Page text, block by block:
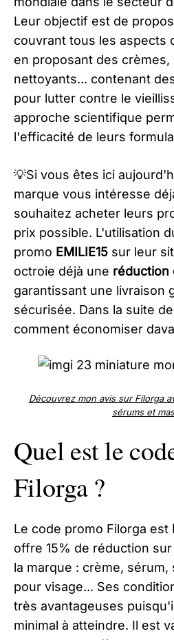
Leur objectif est de
couvrant tous les aspects
en proposant des crèmes,
nettoyants... contenant
pour lutter contre le
approche scientifique
l'efficacité de leurs
💡Si vous êtes ici
marque vous intéresse
souhaitez acheter leurs
prix possible. L'utilisation
promo EMILIE15 sur leur
octroie déjà une réduction
garantissant une livraison
sécurisée. Dans la suite
comment économiser
Découvrez mon avis sur Filorga
sérums et
Quel est le
Filorga ?
Le code promo Filorga est
offre 15% de réduction
la marque : crème,
pour visage... Ses
très avantageuses
minimal à atteindre. Il est